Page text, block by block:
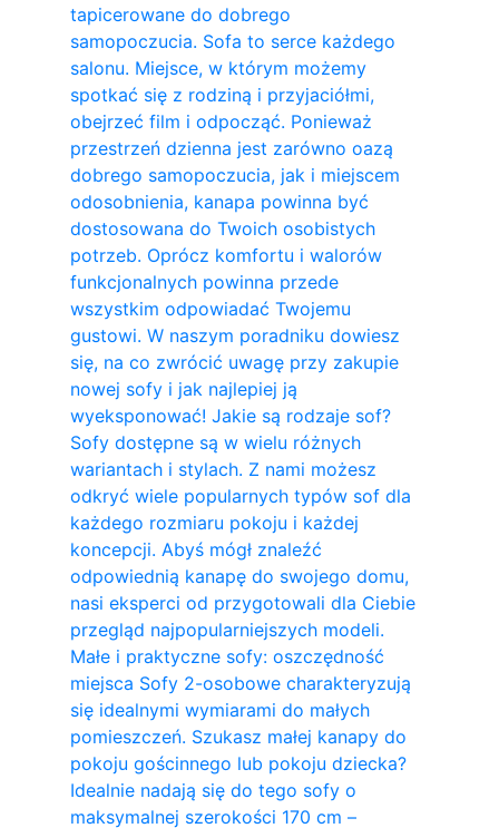
tapicerowane do dobrego
samopoczucia. Sofa to serce każdego
salonu. Miejsce, w którym możemy
spotkać się z rodziną i przyjaciółmi,
obejrzeć film i odpocząć. Ponieważ
przestrzeń dzienna jest zarówno oazą
dobrego samopoczucia, jak i miejscem
odosobnienia, kanapa powinna być
dostosowana do Twoich osobistych
potrzeb. Oprócz komfortu i walorów
funkcjonalnych powinna przede
wszystkim odpowiadać Twojemu
gustowi. W naszym poradniku dowiesz
się, na co zwrócić uwagę przy zakupie
nowej sofy i jak najlepiej ją
wyeksponować! Jakie są rodzaje sof?
Sofy dostępne są w wielu różnych
wariantach i stylach. Z nami możesz
odkryć wiele popularnych typów sof dla
każdego rozmiaru pokoju i każdej
koncepcji. Abyś mógł znaleźć
odpowiednią kanapę do swojego domu,
nasi eksperci od przygotowali dla Ciebie
przegląd najpopularniejszych modeli.
Małe i praktyczne sofy: oszczędność
miejsca Sofy 2-osobowe charakteryzują
się idealnymi wymiarami do małych
pomieszczeń. Szukasz małej kanapy do
pokoju gościnnego lub pokoju dziecka?
Idealnie nadają się do tego sofy o
maksymalnej szerokości 170 cm –